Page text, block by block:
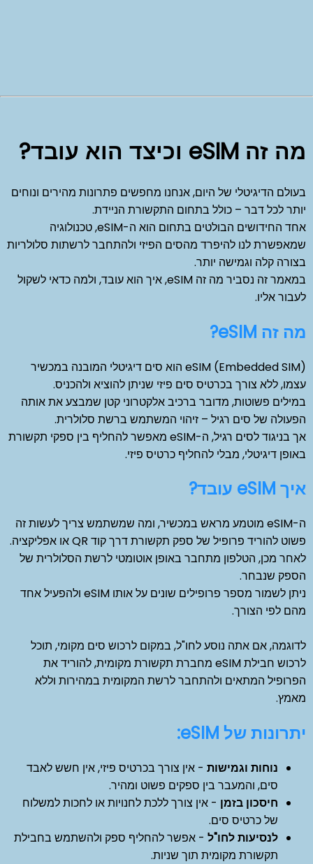
מה זה eSIM וכיצד הוא עובד?
בעולם הדיגיטלי של היום, אנחנו מחפשים פתרונות מהירים ונוחים
יותר לכל דבר – כולל בתחום התקשורת הניידת.
אחד החידושים הבולטים בתחום הוא ה-eSIM, טכנולוגיה
שמאפשרת לנו להיפרד מהסים הפיזי ולהתחבר לרשתות סלולריות
בצורה קלה וגמישה יותר.
במאמר זה נסביר מה זה eSIM, איך הוא עובד, ולמה כדאי לשקול
לעבור אליו.
מה זה eSIM?
eSIM (Embedded SIM) הוא סים דיגיטלי המובנה במכשיר
עצמו, ללא צורך בכרטיס סים פיזי שניתן להוציא ולהכניס.
במילים פשוטות, מדובר ברכיב אלקטרוני קטן שמבצע את אותה
הפעולה של סים רגיל – זיהוי המשתמש ברשת סלולרית.
אך בניגוד לסים רגיל, ה-eSIM מאפשר להחליף בין ספקי תקשורת
באופן דיגיטלי, מבלי להחליף כרטיס פיזי.
איך eSIM עובד?
ה-eSIM מוטמע מראש במכשיר, ומה שמשתמש צריך לעשות זה
פשוט להוריד פרופיל של ספק תקשורת דרך קוד QR או אפליקציה.
לאחר מכן, הטלפון מתחבר באופן אוטומטי לרשת הסלולרית של
הספק שנבחר.
ניתן לשמור מספר פרופילים שונים על אותו eSIM ולהפעיל אחד
מהם לפי הצורך.
לדוגמה, אם אתה נוסע לחו"ל, במקום לרכוש סים מקומי, תוכל
לרכוש חבילת eSIM מחברת תקשורת מקומית, להוריד את
הפרופיל המתאים ולהתחבר לרשת המקומית במהירות וללא
מאמץ.
יתרונות של eSIM:
נוחות וגמישות - אין צורך בכרטיס פיזי, אין חשש לאבד
סים, והמעבר בין ספקים פשוט ומהיר.
חיסכון בזמן - אין צורך ללכת לחנויות או לחכות למשלוח
של כרטיס סים.
לנסיעות לחו"ל - אפשר להחליף ספק ולהשתמש בחבילת
תקשורת מקומית תוך שניות.